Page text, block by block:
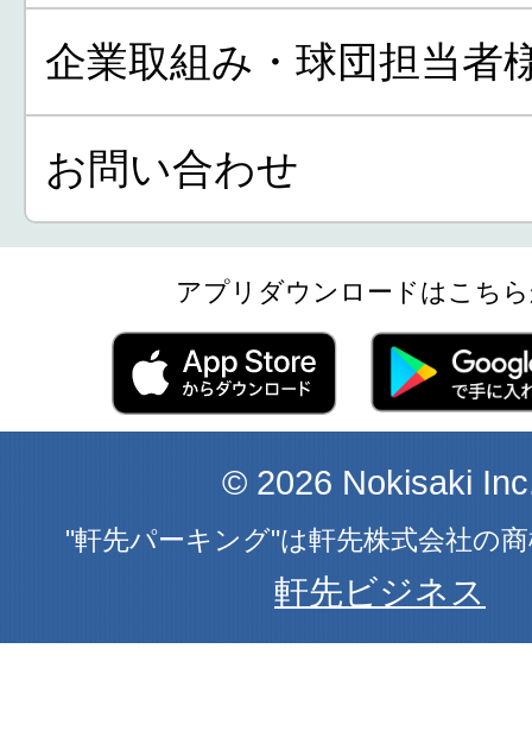
企業取組み・球団担当者
お問い合わせ
アプリダウンロードはこち
© 2026 Nokisaki
"軒先パーキング"は軒先株式会社の
軒先ビジネス